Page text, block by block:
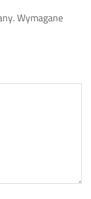
Wymagane